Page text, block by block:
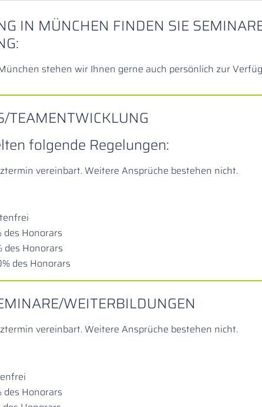
IN MÜNCHEN FINDEN SIE
stehen wir Ihnen gerne auch persönlich zur
TEAMENTWICKLUNG
folgende Regelungen:
vereinbart. Weitere Ansprüche bestehen nicht.
des Honorars
des Honorars
des Honorars
WEITERBILDUNGEN
vereinbart. Weitere Ansprüche bestehen nicht.
des Honorars